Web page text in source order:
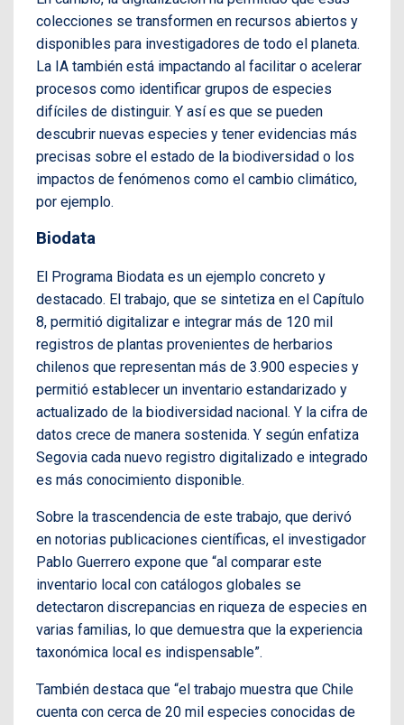
colecciones se transformen en recursos abiertos y
disponibles para investigadores de todo el planeta.
La IA también está impactando al facilitar o acelerar
procesos como identificar grupos de especies
difíciles de distinguir. Y así es que se pueden
descubrir nuevas especies y tener evidencias más
precisas sobre el estado de la biodiversidad o los
impactos de fenómenos como el cambio climático,
por ejemplo.
Biodata
El Programa Biodata es un ejemplo concreto y
destacado. El trabajo, que se sintetiza en el Capítulo
8, permitió digitalizar e integrar más de 120 mil
registros de plantas provenientes de herbarios
chilenos que representan más de 3.900 especies y
permitió establecer un inventario estandarizado y
actualizado de la biodiversidad nacional. Y la cifra de
datos crece de manera sostenida. Y según enfatiza
Segovia cada nuevo registro digitalizado e integrado
es más conocimiento disponible.
Sobre la trascendencia de este trabajo, que derivó
en notorias publicaciones científicas, el investigador
Pablo Guerrero expone que “al comparar este
inventario local con catálogos globales se
detectaron discrepancias en riqueza de especies en
varias familias, lo que demuestra que la experiencia
taxonómica local es indispensable”.
También destaca que “el trabajo muestra que Chile
cuenta con cerca de 20 mil especies conocidas de